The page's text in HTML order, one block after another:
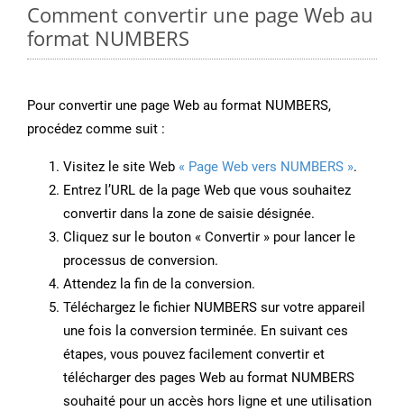
Comment convertir une page Web au
format NUMBERS
Pour convertir une page Web au format NUMBERS,
procédez comme suit :
Visitez le site Web « Page Web vers NUMBERS ».
Entrez l’URL de la page Web que vous souhaitez
convertir dans la zone de saisie désignée.
Cliquez sur le bouton « Convertir » pour lancer le
processus de conversion.
Attendez la fin de la conversion.
Téléchargez le fichier NUMBERS sur votre appareil
une fois la conversion terminée. En suivant ces
étapes, vous pouvez facilement convertir et
télécharger des pages Web au format NUMBERS
souhaité pour un accès hors ligne et une utilisation